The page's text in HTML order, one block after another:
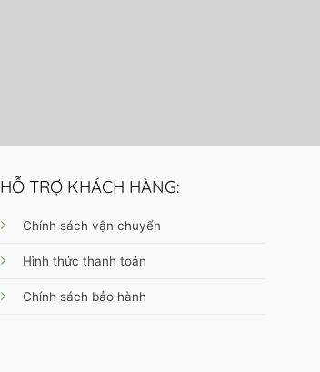
HỖ TRỢ KHÁCH HÀNG:
Chính sách vận chuyển
Hình thức thanh toán
Chính sách bảo hành